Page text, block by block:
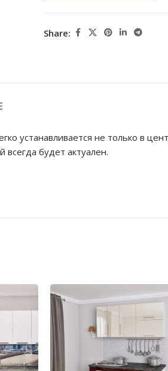
Share:
устанавливается не только в
будет актуален.